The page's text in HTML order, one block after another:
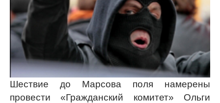
Шествие до Марсова поля намерены
провести «Гражданский комитет» Ольги